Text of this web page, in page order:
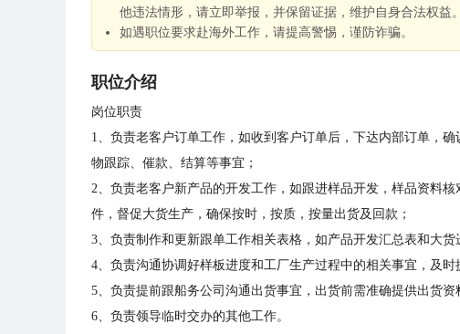
他违法情形，请立即举报，并保留证据，维护自身合法权益。
如遇职位要求赴海外工作，请提高警惕，谨防诈骗。
职位介绍
岗位职责
1、负责老客户订单工作，如收到客户订单后，下达内部订单，
物跟踪、催款、结算等事宜；
2、负责老客户新产品的开发工作，如跟进样品开发，样品资料
件，督促大货生产，确保按时，按质，按量出货及回款；
3、负责制作和更新跟单工作相关表格，如产品开发汇总表和大货
4、负责沟通协调好样板进度和工厂生产过程中的相关事宜，及
5、负责提前跟船务公司沟通出货事宜，出货前需准确提供出货资
6、负责领导临时交办的其他工作。